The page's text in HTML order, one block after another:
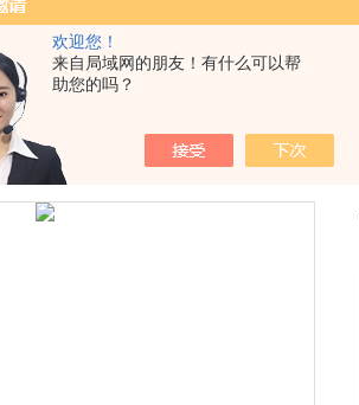
欢迎您！
来自局域网的朋友！有什么可以帮
助您的吗？